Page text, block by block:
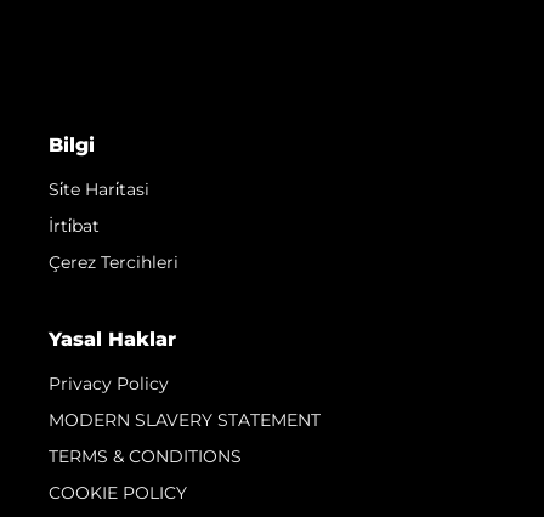
Bilgi
Si̇te Hari̇tasi
İrti̇bat
Çerez Tercihleri
Yasal Haklar
Privacy Policy
MODERN SLAVERY STATEMENT
TERMS & CONDITIONS
COOKIE POLICY